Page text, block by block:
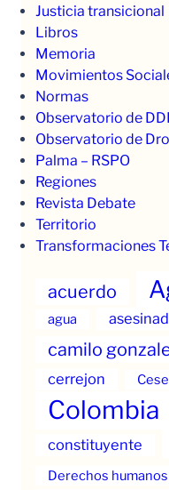
Justicia transicional
Libros
Memoria
Movimientos
Normas
Observatorio de
Observatorio de
Palma – RSPO
Regiones
Revista Debate
Territorio
Transformaciones
acuerdo
agua
camilo
cerrejon
Colombia
constituyente
Derechos humanos